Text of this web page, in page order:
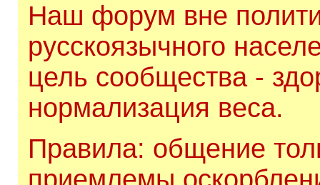
Наш форум вне
русскоязычного
цель сообщества -
нормализация веса.
Правила: общение